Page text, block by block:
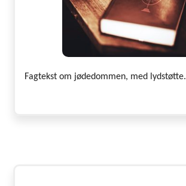
Fagtekst om jødedommen, med lydstøtte.